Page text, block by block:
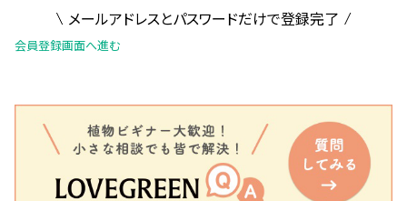
メールアドレスとパスワードだけで登録完了
会員登録画面へ進む